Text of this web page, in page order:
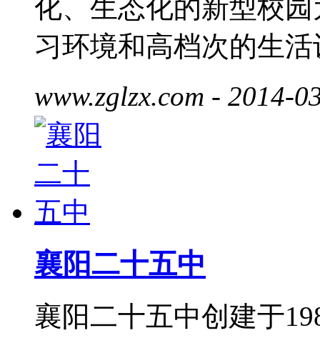
化、生态化的新型校
习环境和高档次的生
www.zglzx.com - 2014-
襄阳二十五中
襄阳二十五中创建于